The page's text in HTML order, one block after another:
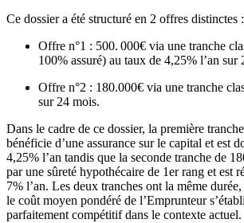
Ce dossier a été structuré en 2 offres distinctes :
Offre n°1 : 500. 000€ via une tranche
100% assuré) au taux de 4,25% l’an sur
Offre n°2 : 180.000€ via une tranche
sur 24 mois.
Dans le cadre de ce dossier, la première
bénéficie d’une assurance sur le capital et est
4,25% l’an tandis que la seconde tranche de
par une sûreté hypothécaire de 1er rang et est
7% l’an. Les deux tranches ont la même
le coût moyen pondéré de l’Emprunteur
parfaitement compétitif dans le contexte actuel.